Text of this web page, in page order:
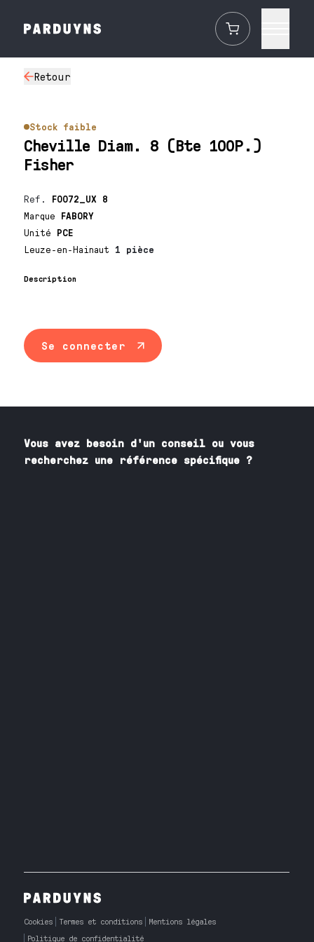
Retour
Stock faible
Cheville Diam. 8 (Bte 100P.)
Fisher
Ref. F0072_UX 8
Marque FABORY
Unité PCE
Leuze-en-Hainaut 1 pièce
Description
Se connecter
Vous avez besoin d'un conseil ou vous
recherchez une référence spécifique ?
Cookies Termes et conditions
Mentions légales
Politique de confidentialité